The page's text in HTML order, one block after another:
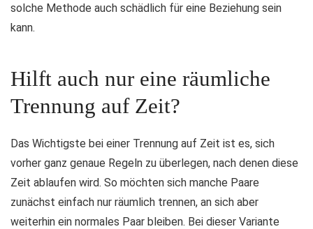
solche Methode auch schädlich für eine Beziehung sein
kann.
Hilft auch nur eine räumliche
Trennung auf Zeit?
Das Wichtigste bei einer Trennung auf Zeit ist es, sich
vorher ganz genaue Regeln zu überlegen, nach denen diese
Zeit ablaufen wird. So möchten sich manche Paare
zunächst einfach nur räumlich trennen, an sich aber
weiterhin ein normales Paar bleiben. Bei dieser Variante